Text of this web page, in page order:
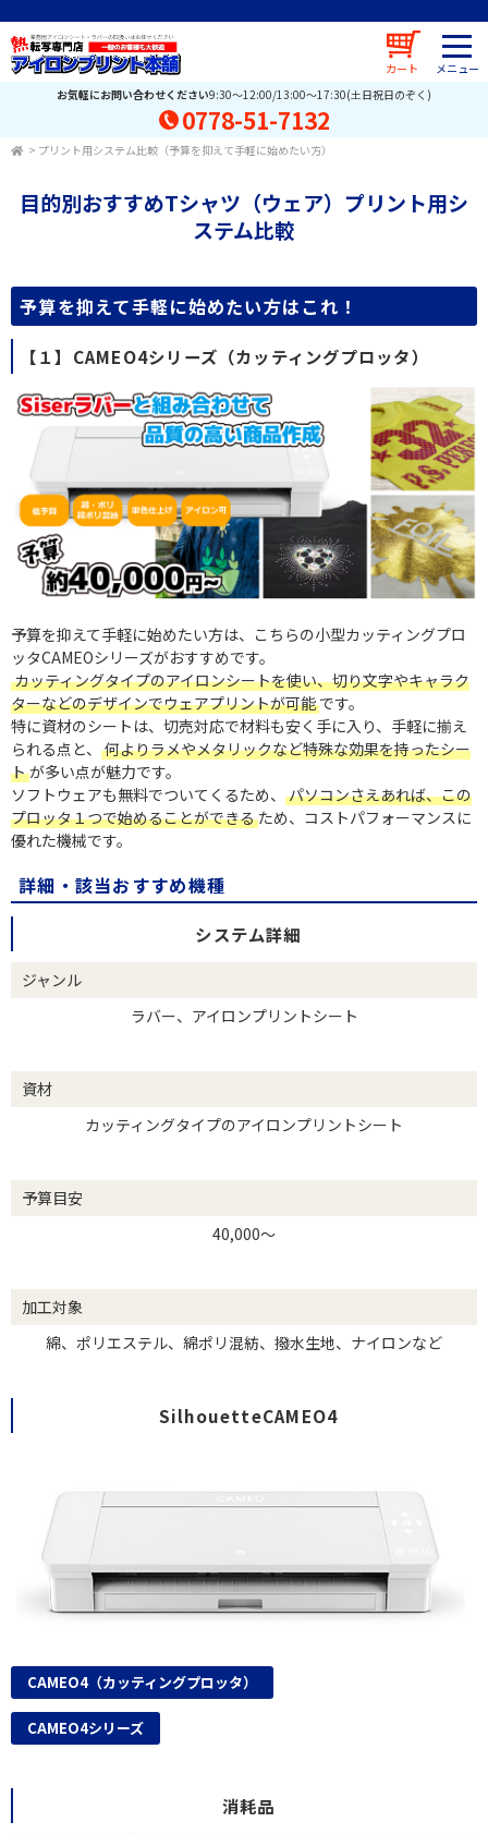
カート
お気軽にお問い合わせください9:30～12:00/13:00～17:30(土日祝日のぞく)
0778-51-7132
> プリント用システム比較（予算を抑えて手軽に始めたい方）
目的別おすすめTシャツ（ウェア）プリント用シ
ステム比較
予算を抑えて手軽に始めたい方はこれ！
【１】CAMEO4シリーズ（カッティングプロッタ）
予算を抑えて手軽に始めたい方は、こちらの小型カッティングプロ
ッタCAMEOシリーズがおすすめです。
カッティングタイプのアイロンシートを使い、切り文字やキャラク
ターなどのデザインでウェアプリントが可能 です。
特に資材のシートは、切売対応で材料も安く手に入り、手軽に揃え
られる点と、 何よりラメやメタリックなど特殊な効果を持ったシー
トが多い点が魅力です。
ソフトウェアも無料でついてくるため、 パソコンさえあれば、この
プロッタ１つで始めることができる ため、コストパフォーマンスに
優れた機械です。
詳細・該当おすすめ機種
システム詳細
ジャンル
ラバー、アイロンプリントシート
資材
カッティングタイプのアイロンプリントシート
予算目安
40,000～
加工対象
綿、ポリエステル、綿ポリ混紡、撥水生地、ナイロンなど
SilhouetteCAMEO4
CAMEO4（カッティングプロッタ）
CAMEO4シリーズ
消耗品